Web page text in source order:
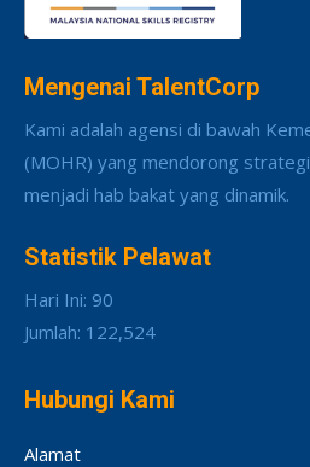
Mengenai TalentCorp
Kami adalah agensi di bawah
(MOHR) yang mendorong
menjadi hab bakat yang dinamik.
Statistik Pelawat
Hari Ini: 90
Jumlah: 122,524
Hubungi Kami
Alamat